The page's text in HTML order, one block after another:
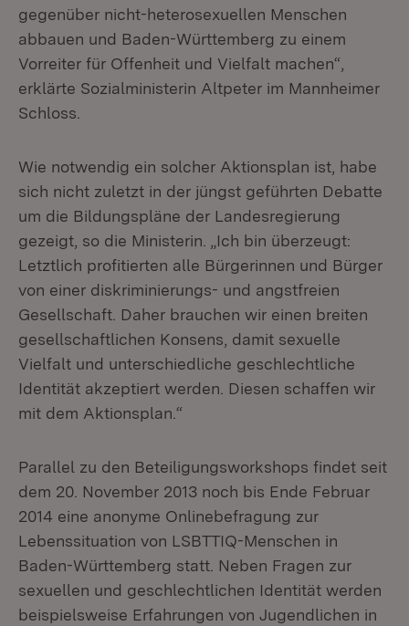
gegenüber nicht-heterosexuellen Menschen
abbauen und Baden-Württemberg zu einem
Vorreiter für Offenheit und Vielfalt machen“,
erklärte Sozialministerin Altpeter im Mannheimer
Schloss.
Wie notwendig ein solcher Aktionsplan ist, habe
sich nicht zuletzt in der jüngst geführten Debatte
um die Bildungspläne der Landesregierung
gezeigt, so die Ministerin. „Ich bin überzeugt:
Letztlich profitierten alle Bürgerinnen und Bürger
von einer diskriminierungs- und angstfreien
Gesellschaft. Daher brauchen wir einen breiten
gesellschaftlichen Konsens, damit sexuelle
Vielfalt und unterschiedliche geschlechtliche
Identität akzeptiert werden. Diesen schaffen wir
mit dem Aktionsplan.“
Parallel zu den Beteiligungsworkshops findet seit
dem 20. November 2013 noch bis Ende Februar
2014 eine anonyme Onlinebefragung zur
Lebenssituation von LSBTTIQ-Menschen in
Baden-Württemberg statt. Neben Fragen zur
sexuellen und geschlechtlichen Identität werden
beispielsweise Erfahrungen von Jugendlichen in